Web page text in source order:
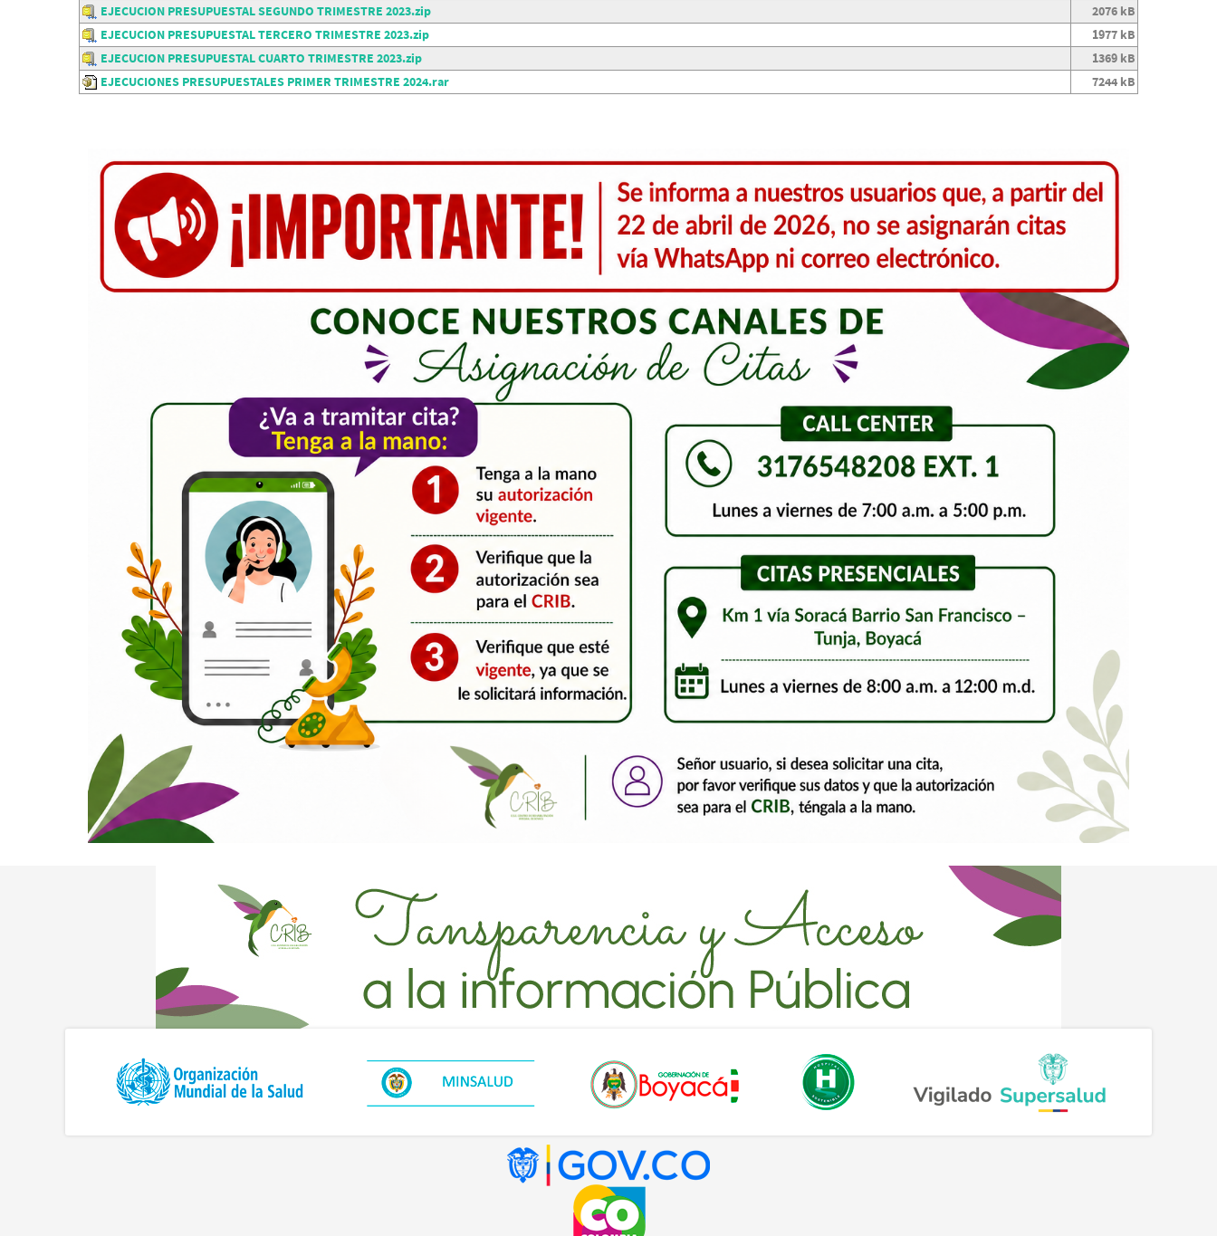
EJECUCION PRESUPUESTAL SEGUNDO TRIMESTRE 2023.zip
2076 kB
EJECUCION PRESUPUESTAL TERCERO TRIMESTRE 2023.zip
1977 kB
EJECUCION PRESUPUESTAL CUARTO TRIMESTRE 2023.zip
1369 kB
EJECUCIONES PRESUPUESTALES PRIMER TRIMESTRE 2024.rar
7244 kB